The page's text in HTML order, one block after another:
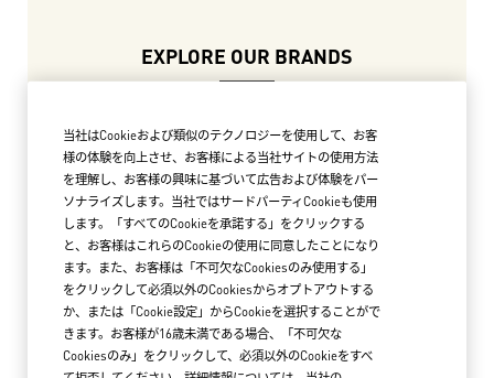
EXPLORE OUR BRANDS
当社はCookieおよび類似のテクノロジーを使用して、お客
様の体験を向上させ、お客様による当社サイトの使用方法
を理解し、お客様の興味に基づいて広告および体験をパー
ソナライズします。当社ではサードパーティCookieも使用
します。「すべてのCookieを承諾する」をクリックする
と、お客様はこれらのCookieの使用に同意したことになり
ます。また、お客様は「不可欠なCookiesのみ使用する」
をクリックして必須以外のCookiesからオプトアウトする
か、または「Cookie設定」からCookieを選択することがで
きます。お客様が16歳未満である場合、「不可欠な
Cookiesのみ」をクリックして、必須以外のCookieをすべ